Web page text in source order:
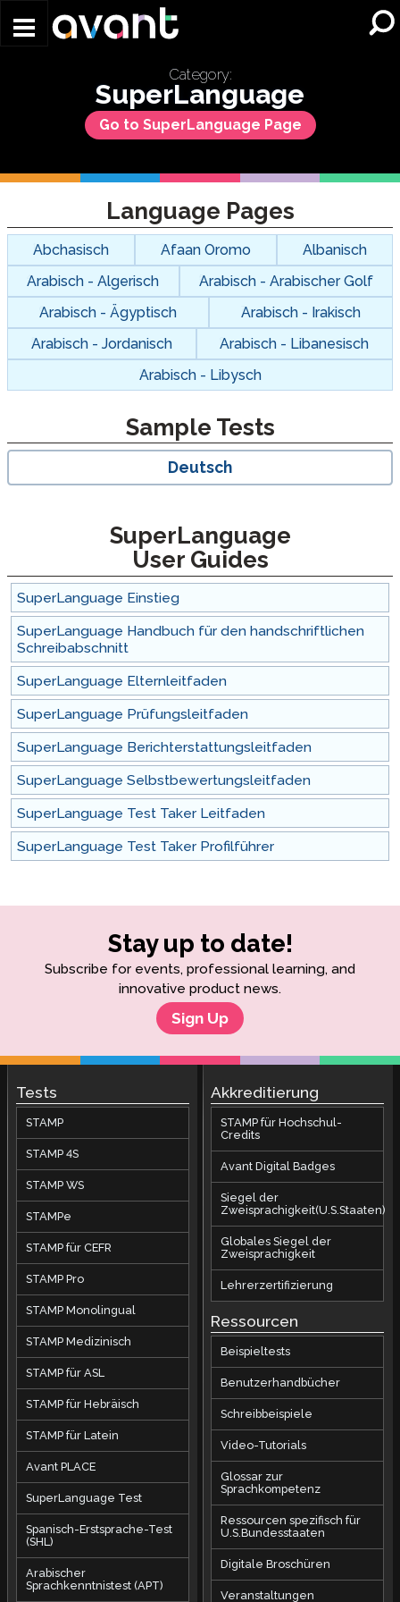
Category:
SuperLanguage
Go to SuperLanguage Page
Language Pages
Abchasisch Afaan Oromo
Albanisch
Arabisch - Algerisch
Arabisch - Arabischer Golf
Arabisch - Ägyptisch
Arabisch - Irakisch
Arabisch - Jordanisch
Arabisch - Libanesisch
Arabisch - Libysch
Sample Tests
Deutsch
SuperLanguage
User Guides
SuperLanguage Einstieg
SuperLanguage Handbuch für den handschriftlichen
Schreibabschnitt
SuperLanguage Elternleitfaden
SuperLanguage Prüfungsleitfaden
SuperLanguage Berichterstattungsleitfaden
SuperLanguage Selbstbewertungsleitfaden
SuperLanguage Test Taker Leitfaden
SuperLanguage Test Taker Profilführer
Stay up to date!
Subscribe for events, professional learning, and
innovative product news.
Sign Up
Tests
STAMP
STAMP 4S
STAMP WS
STAMPe
STAMP für CEFR
STAMP Pro
STAMP Monolingual
STAMP Medizinisch
STAMP für ASL
STAMP für Hebräisch
STAMP für Latein
Avant PLACE
SuperLanguage Test
Spanisch-Erstsprache-Test
(SHL)
Arabischer
Sprachkenntnistest (APT)
Akkreditierung
STAMP für Hochschul-
Credits
Avant Digital Badges
Siegel der
Zweisprachigkeit(U.S.Staaten)
Globales Siegel der
Zweisprachigkeit
Lehrerzertifizierung
Ressourcen
Beispieltests
Benutzerhandbücher
Schreibbeispiele
Video-Tutorials
Glossar zur
Sprachkompetenz
Ressourcen spezifisch für
U.S.Bundesstaaten
Digitale Broschüren
Veranstaltungen